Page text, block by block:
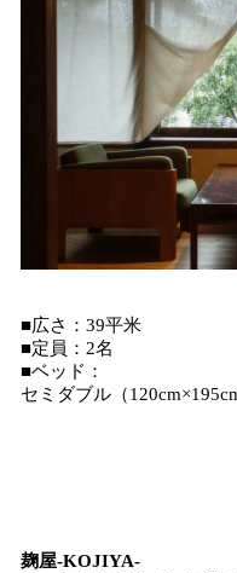
■広さ：39平米
■定員：2名
■ベッド：
セミダブル（
麹屋-KOJIYA-